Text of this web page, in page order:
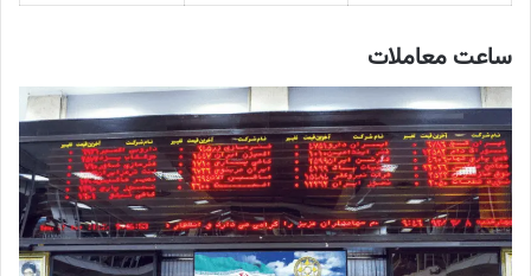
ساعت معاملات